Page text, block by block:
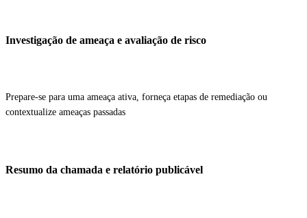
Investigação de ameaça e avaliação de risco
Prepare-se para uma ameaça ativa, forneça etapas de remediação ou
contextualize ameaças passadas
Resumo da chamada e relatório publicável